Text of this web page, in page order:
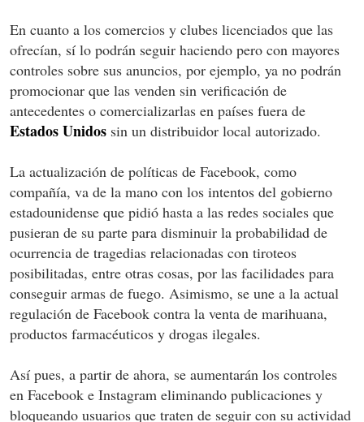
En cuanto a los comercios y clubes licenciados que las
ofrecían, sí lo podrán seguir haciendo pero con mayores
controles sobre sus anuncios, por ejemplo, ya no podrán
promocionar que las venden sin verificación de
antecedentes o comercializarlas en países fuera de
Estados Unidos sin un distribuidor local autorizado.
La actualización de políticas de Facebook, como
compañía, va de la mano con los intentos del gobierno
estadounidense que pidió hasta a las redes sociales que
pusieran de su parte para disminuir la probabilidad de
ocurrencia de tragedias relacionadas con tiroteos
posibilitadas, entre otras cosas, por las facilidades para
conseguir armas de fuego. Asimismo, se une a la actual
regulación de Facebook contra la venta de marihuana,
productos farmacéuticos y drogas ilegales.
Así pues, a partir de ahora, se aumentarán los controles
en Facebook e Instagram eliminando publicaciones y
bloqueando usuarios que traten de seguir con su actividad